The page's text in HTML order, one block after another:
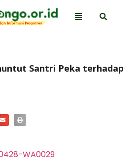
Santri Peka terhadap